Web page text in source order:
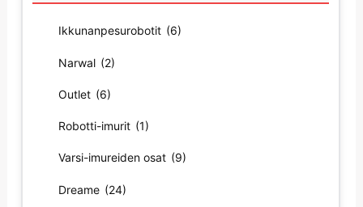
Ikkunanpesurobotit (6)
Narwal (2)
Outlet (6)
Robotti-imurit (1)
Varsi-imureiden osat (9)
Dreame (24)